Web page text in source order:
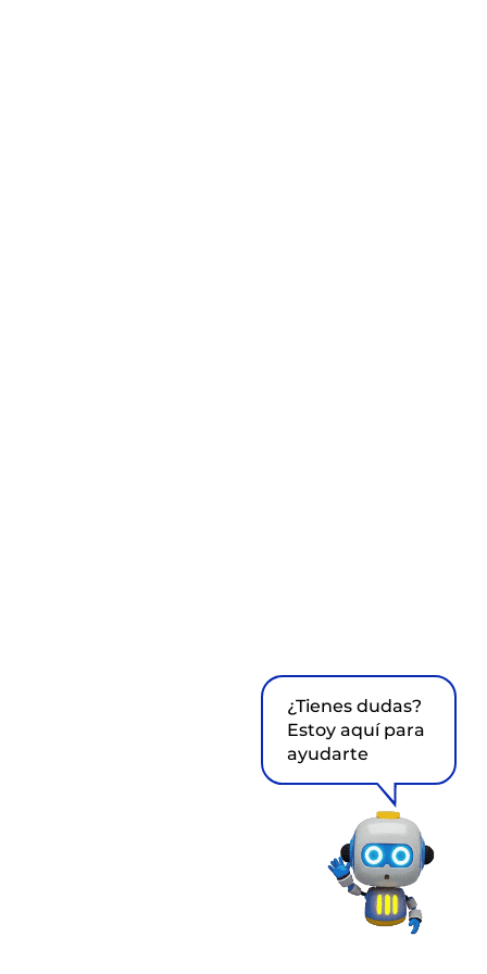
¿Tienes dudas?
Estoy aquí para
ayudarte